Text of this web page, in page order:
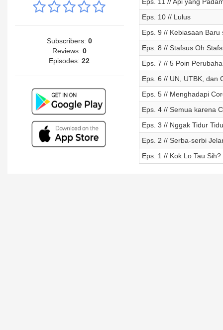
Subscribers: 0
Reviews: 0
Episodes:22
Eps. 10 // Lulus
Eps. 9 // Kebiasaan Baru
Eps. 8 // Stafsus Oh
Eps. 7 // 5 Poin
Eps. 6 // UN, UTBK, dan
Eps. 5 // Menghadapi
Eps. 4 // Semua karena
Eps. 3 // Nggak Tidur
Eps. 2 // Serba-serbi
Eps. 1 // Kok Lo Tau Sih?